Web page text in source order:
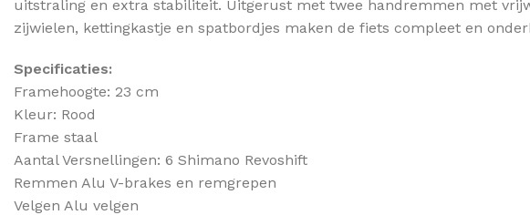
uitstraling en extra stabiliteit. Uitgerust met twee handremmen met
zijwielen, kettingkastje en spatbordjes maken de fiets compleet en
Specificaties:
Framehoogte: 23 cm
Kleur: Rood
Frame staal
Aantal Versnellingen: 6 Shimano Revoshift
Remmen Alu V-brakes en remgrepen
Velgen Alu velgen